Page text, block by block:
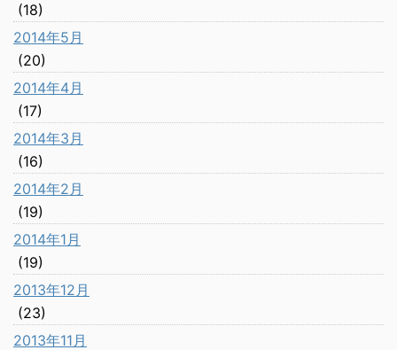
(18)
2014年5月
(20)
2014年4月
(17)
2014年3月
(16)
2014年2月
(19)
2014年1月
(19)
2013年12月
(23)
2013年11月